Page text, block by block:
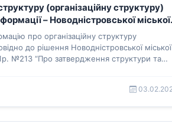
(організаційну структуру)
– Новодністровської міської
про організаційну структуру
до рішення Новодністровської міської
№213 “Про затвердження структури та